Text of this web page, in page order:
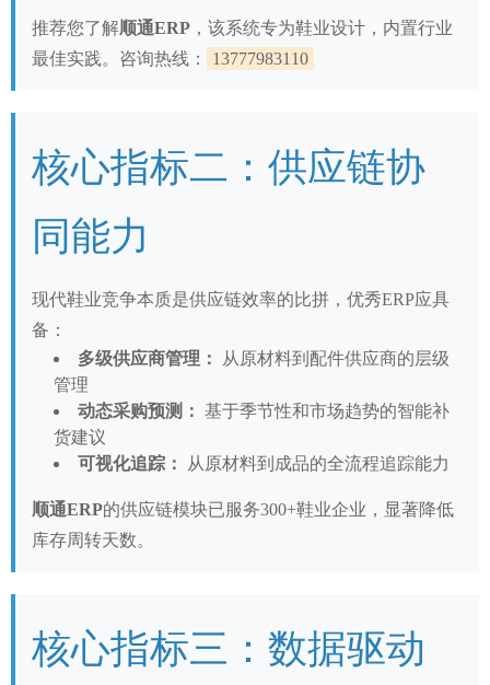
推荐您了解顺通ERP ，该系统专为鞋业设计，内置行业
最佳实践。咨询热线：
13777983110
核心指标二：供应链协
同能力
现代鞋业竞争本质是供应链效率的比拼，优秀ERP应具
备：
多级供应商管理：
从原材料到配件供应商的层级
管理
动态采购预测： 基于季节性和市场趋势的智能补
货建议
可视化追踪：
从原材料到成品的全流程追踪能力
顺通ERP的供应链模块已服务300+鞋业企业，显著降低
库存周转天数。
核心指标三：数据驱动